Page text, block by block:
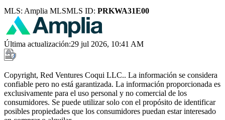
MLS: Amplia MLSMLS ID: PRKWA31E00
Última actualización:29 jul 2026, 10:41 AM
Copyright, Red Ventures Coqui LLC.. La información se considera
confiable pero no está garantizada. La información proporcionada es
exclusivamente para el uso personal y no comercial de los
consumidores. Se puede utilizar solo con el propósito de identificar
posibles propiedades que los consumidores puedan estar interesado